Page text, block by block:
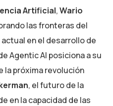
Artificial,Wario
las fronteras del
en el desarrollo de
Agentic AI posiciona a su
la próxima revolución
, el futuro de la
en la capacidad de las